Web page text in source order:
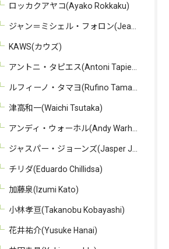
ロッカクアヤコ(Ayako Rokkaku)
ジャン＝ミシェル・フォロン(Jean-Michel Folon)
KAWS(カウズ)
アントニ・タピエス(Antoni Tapies)
ルフィーノ・タマヨ(Rufino Tamayo)
津高和一(Waichi Tsutaka)
アンディ・ウォーホル(Andy Warhol)
ジャスパー・ジョーンズ(Jasper Johns)
チリダ(Eduardo Chillidsa)
加藤泉(Izumi Kato)
小林孝亘(Takanobu Kobayashi)
花井祐介(Yusuke Hanai)